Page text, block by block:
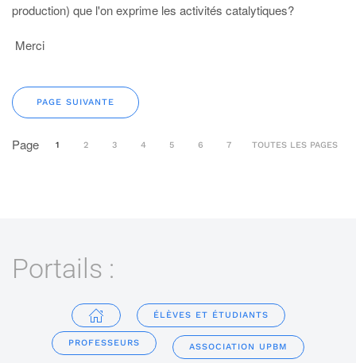
production) que l'on exprime les activités catalytiques?
Merci
PAGE SUIVANTE
Page 1 2 3 4 5 6 7 TOUTES LES PAGES
Portails :
ÉLÈVES ET ÉTUDIANTS
PROFESSEURS ASSOCIATION UPBM